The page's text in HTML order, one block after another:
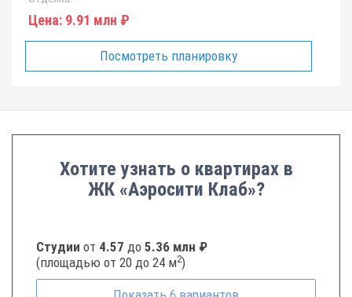
Цена: 9.91 млн ₽
Посмотреть планировку
Хотите узнать о квартирах в
ЖК «Аэросити Клаб»?
Студии от 4.57 до 5.36 млн ₽
(площадью от 20 до 24 м2)